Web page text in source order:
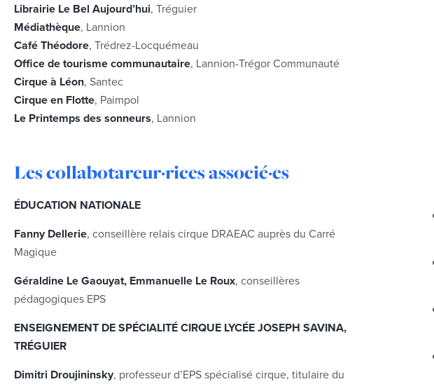
Librairie Le Bel Aujourd’hui, Tréguier
Médiathèque, Lannion
Café Théodore, Trédrez-Locquémeau
Office de tourisme communautaire, Lannion-Trégor Communauté
Cirque à Léon, Santec
Cirque en Flotte, Paimpol
Le Printemps des sonneurs, Lannion
Les collabotareur·rices associé·es
ÉDUCATION NATIONALE
Fanny Dellerie, conseillère relais cirque DRAEAC auprès du Carré
Magique
Géraldine Le Gaouyat, Emmanuelle Le Roux, conseillères
pédagogiques EPS
ENSEIGNEMENT DE SPÉCIALITÉ CIRQUE LYCÉE JOSEPH SAVINA,
TRÉGUIER
Dimitri Droujininsky, professeur d’EPS spécialisé cirque, titulaire du